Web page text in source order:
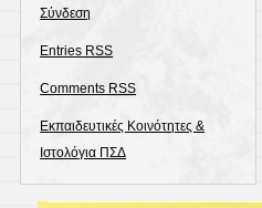
Σύνδεση
Entries RSS
Comments RSS
Εκπαιδευτικές Κοινότητες &
Ιστολόγια ΠΣΔ